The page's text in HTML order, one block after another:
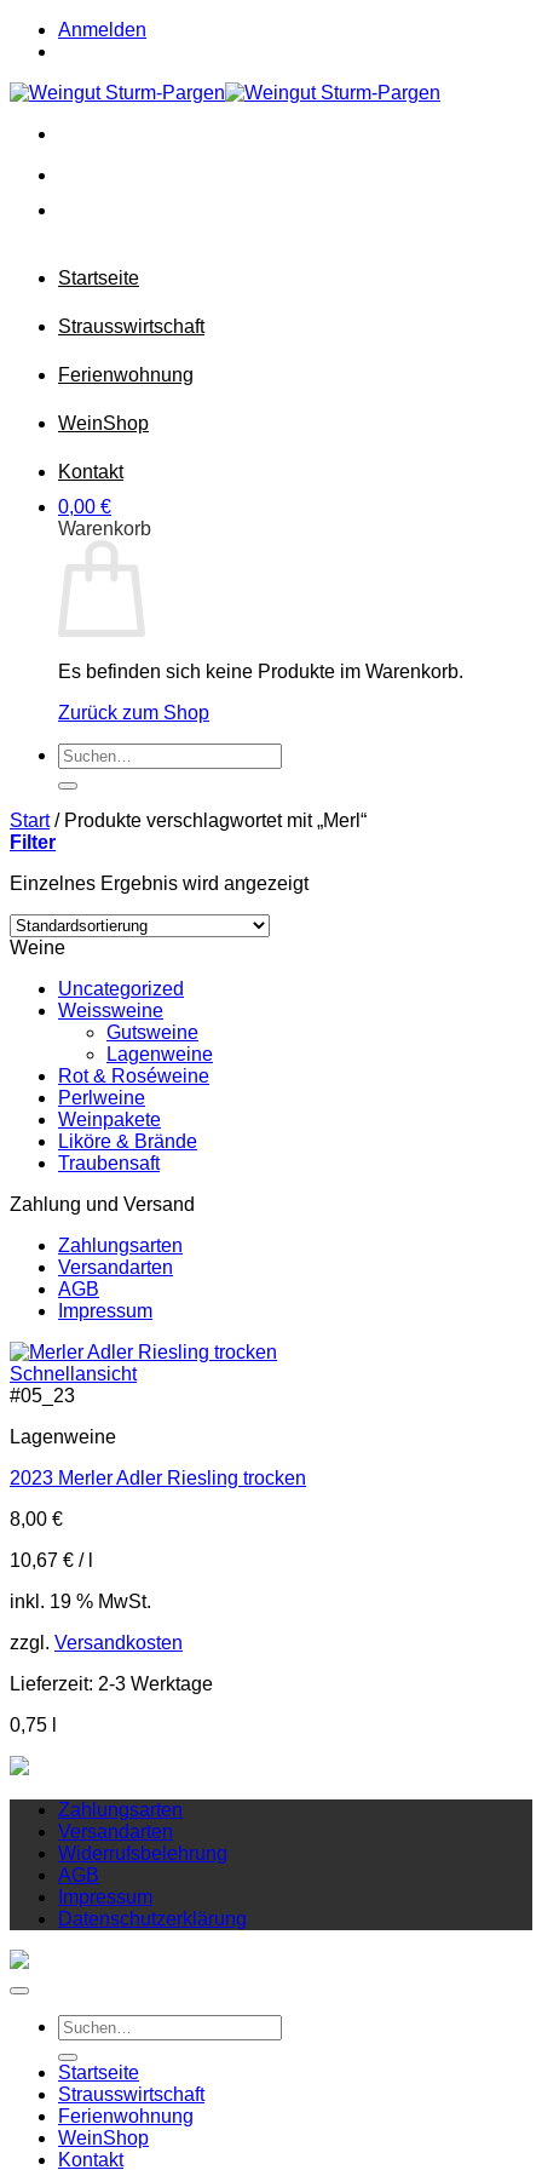
Zum
Inhalt
Anmelden
Startseite
Strausswirtschaft
Ferienwohnung
WeinShop
Kontakt
0,00 €
Warenkorb
Es befinden sich keine Produkte im Warenkorb.
Zurück zum Shop
Suchen
nach:
Start /Produkte verschlagwortet mit „Merl“
Filter
Einzelnes Ergebnis wird angezeigt
Weine
Uncategorized
Weissweine
Gutsweine
Lagenweine
Rot & Roséweine
Perlweine
Weinpakete
Liköre & Brände
Traubensaft
Zahlung und Versand
Zahlungsarten
Versandarten
AGB
Impressum
Schnellansicht
#05_23
Lagenweine
2023 Merler Adler Riesling trocken
8,00 €
10,67 € /
inkl. 19 % MwSt.
zzgl. Versandkosten
Lieferzeit: 2-3 Werktage
0,75
Zahlungsarten
Versandarten
Widerrufsbelehrung
AGB
Impressum
Datenschutzerklärung
Suchen
nach:
Startseite
Strausswirtschaft
Ferienwohnung
WeinShop
Kontakt